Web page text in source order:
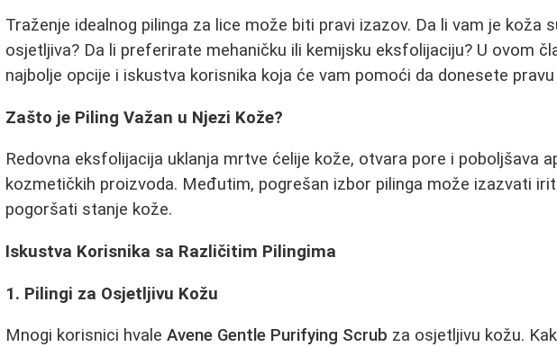
Traženje idealnog pilinga za lice može biti pravi izazov. Da li vam je koža
osjetljiva? Da li preferirate mehaničku ili kemijsku eksfolijaciju? U ovom
najbolje opcije i iskustva korisnika koja će vam pomoći da donesete pravu
Zašto je Piling Važan u Njezi Kože?
Redovna eksfolijacija uklanja mrtve ćelije kože, otvara pore i poboljšava
kozmetičkih proizvoda. Međutim, pogrešan izbor pilinga može izazvati
pogoršati stanje kože.
Iskustva Korisnika sa Različitim Pilingima
1. Pilingi za Osjetljivu Kožu
Mnogi korisnici hvaleAvene Gentle Purifying Scrub za osjetljivu kožu.